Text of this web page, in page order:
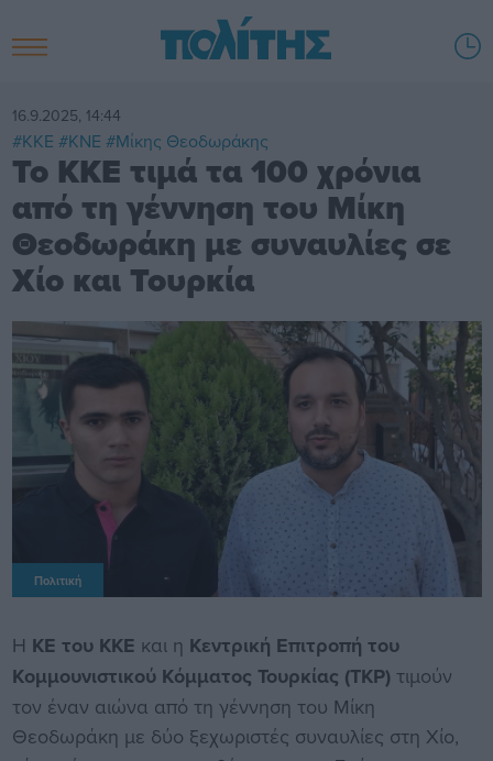
16.9.2025, 14:44
#ΚΚΕ #ΚΝΕ #Μίκης Θεοδωράκης
Το ΚΚΕ τιμά τα 100 χρόνια
από τη γέννηση του Μίκη
Θεοδωράκη με συναυλίες σε
Χίο και Τουρκία
Πολιτική
Η ΚΕ του ΚΚΕ και η Κεντρική Επιτροπή του
Κομμουνιστικού Κόμματος Τουρκίας (TKP)τιμούν
τον έναν αιώνα από τη γέννηση του Μίκη
Θεοδωράκη με δύο ξεχωριστές συναυλίες στη Χίο,